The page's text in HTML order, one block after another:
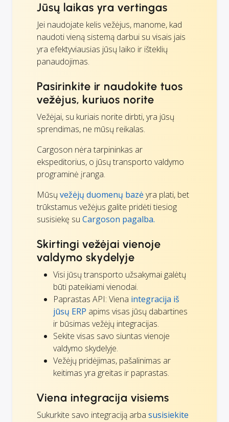
Jūsų laikas yra vertingas
Jei naudojate kelis vežėjus, manome, kad
naudoti vieną sistemą darbui su visais jais
yra efektyviausias jūsų laiko ir išteklių
panaudojimas.
Pasirinkite ir naudokite tuos
vežėjus, kuriuos norite
Vežėjai, su kuriais norite dirbti, yra jūsų
sprendimas, ne mūsų reikalas.
Cargoson nėra tarpininkas ar
ekspeditorius, o jūsų transporto valdymo
programinė įranga.
Mūsų vežėjų duomenų bazėyra plati, bet
trūkstamus vežėjus galite pridėti tiesiog
susisiekę su Cargoson pagalba.
Skirtingi vežėjai vienoje
valdymo skydelyje
Visi jūsų transporto užsakymai galėtų
būti pateikiami vienodai.
Paprastas API: Viena integracija iš
jūsų ERP apims visas jūsų dabartines
ir būsimas vežėjų integracijas.
Sekite visas savo siuntas vienoje
valdymo skydelyje.
Vežėjų pridėjimas, pašalinimas ar
keitimas yra greitas ir paprastas.
Viena integracija visiems
Sukurkite savo integraciją arba susisiekite